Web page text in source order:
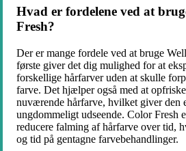
Hvad er fordelene ved at
Fresh?
Der er mange fordele ved at bruge
første giver det dig mulighed for at
forskellige hårfarver uden at skulle
farve. Det hjælper også med at
nuværende hårfarve, hvilket giver den
ungdommeligt udseende. Color Fresh
reducere falming af hårfarve over tid,
og tid på gentagne farvebehandlinger.